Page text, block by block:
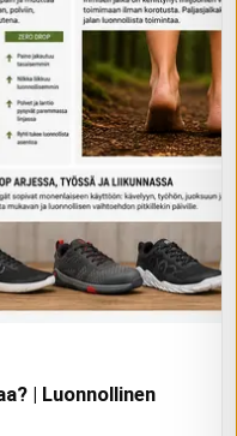
| Luonnollinen